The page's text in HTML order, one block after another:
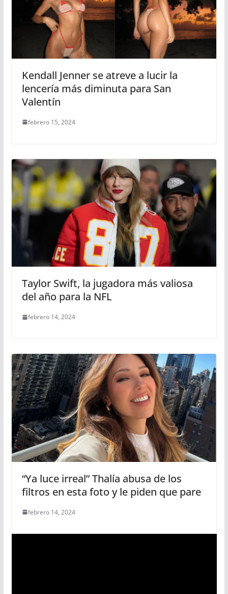
Kendall Jenner se atreve a lucir la
lencería más diminuta para San
Valentín
febrero 15, 2024
Taylor Swift, la jugadora más valiosa
del año para la NFL
febrero 14, 2024
“Ya luce irreal” Thalía abusa de los
filtros en esta foto y le piden que pare
febrero 14, 2024